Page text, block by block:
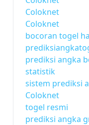
Coloknet
Coloknet
bocoran togel
prediksi angka
statistik
sistem prediksi
Coloknet
togel resmi
prediksi angka